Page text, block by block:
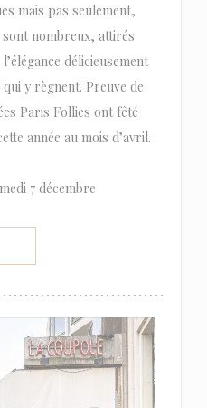
mais pas seulement,
nombreux, attirés
délicieusement
y règnent. Preuve de
Paris Follies ont fêté
année au mois d’avril.
7 décembre
I ET NYT VINDUE))